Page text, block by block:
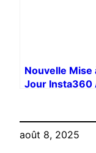
Nouvelle Mise
Jour Insta360
août 8, 2025